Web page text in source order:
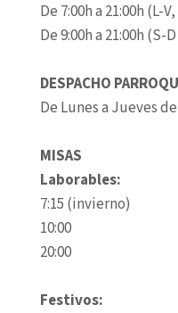
De 7:00h a 21:00h (L-
De 9:00h a 21:00h (S-
DESPACHO
De Lunes a Jueves de
MISAS
Laborables:
7:15 (invierno)
10:00
20:00
Festivos: